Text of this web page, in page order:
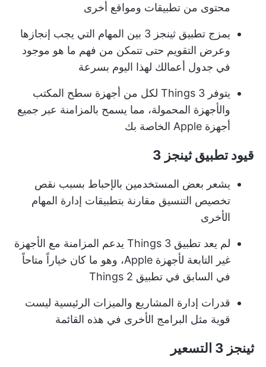
محتوى من تطبيقات ومواقع أخرى
يمزج تطبيق ثينجز 3 بين المهام التي يجب إنجازها
وعرض التقويم حتى تتمكن من فهم ما هو موجود
في جدول أعمالك لهذا اليوم بسرعة
يتوفر Things 3 لكل من أجهزة سطح المكتب
والأجهزة المحمولة، مما يسمح بالمزامنة عبر جميع
أجهزة Apple الخاصة بك
قيود تطبيق ثينجز 3
يشعر بعض المستخدمين بالإحباط بسبب نقص
تخصيص التنسيق مقارنة بتطبيقات إدارة المهام
الأخرى
لم يعد تطبيق Things 3 يدعم المزامنة مع الأجهزة
غير التابعة لأجهزة Apple، وهو ما كان خياراً متاحاً
في السابق في تطبيق Things 2
قدرات إدارة المشاريع والميزات الرئيسية ليست
قوية مثل البرامج الأخرى في هذه القائمة
ثينجز 3 التسعير